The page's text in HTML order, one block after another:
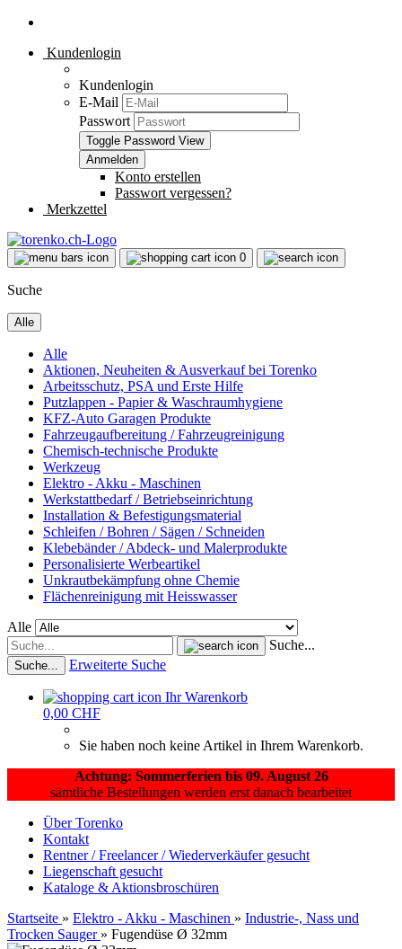
Kundenlogin
Kundenlogin
E-Mail
Passwort
Toggle Password View
Konto erstellen
Passwort vergessen?
Merkzettel
0
Suche
Alle
Alle
Aktionen, Neuheiten & Ausverkauf bei Torenko
Arbeitsschutz, PSA und Erste Hilfe
Putzlappen - Papier & Waschraumhygiene
KFZ-Auto Garagen Produkte
Fahrzeugaufbereitung / Fahrzeugreinigung
Chemisch-technische Produkte
Werkzeug
Elektro - Akku - Maschinen
Werkstattbedarf / Betriebseinrichtung
Installation & Befestigungsmaterial
Schleifen / Bohren / Sägen / Schneiden
Klebebänder / Abdeck- und Malerprodukte
Personalisierte Werbeartikel
Unkrautbekämpfung ohne Chemie
Flächenreinigung mit Heisswasser
Alle
Suche...
Suche... Erweiterte Suche
Ihr Warenkorb
0,00 CHF
Sie haben noch keine Artikel in Ihrem Warenkorb.
Achtung: Sommerferien bis 09. August 26
sämtliche Bestellungen werden erst danach bearbeitet
Über Torenko
Kontakt
Rentner / Freelancer / Wiederverkäufer gesucht
Liegenschaft gesucht
Kataloge & Aktionsbroschüren
Startseite » Elektro - Akku - Maschinen » Industrie-, Nass und
Trocken Sauger » Fugendüse Ø 32mm